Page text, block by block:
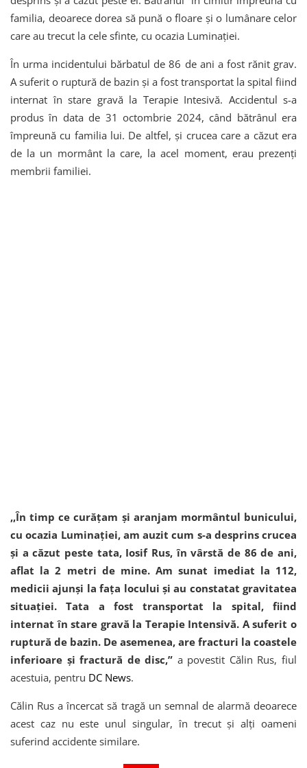
familia, deoarece dorea să pună o floare și o lumânare celor
care au trecut la cele sfinte, cu ocazia Luminației.
În urma incidentului bărbatul de 86 de ani a fost rănit grav.
A suferit o ruptură de bazin și a fost transportat la spital fiind
internat în stare gravă la Terapie Intesivă. Accidentul s-a
produs în data de 31 octombrie 2024, când bătrânul era
împreună cu familia lui. De altfel, și crucea care a căzut era
de la un mormânt la care, la acel moment, erau prezenți
membrii familiei.
,,În timp ce curățam și aranjam mormântul bunicului,
cu ocazia Luminației, am auzit cum s-a desprins crucea
și a căzut peste tata, Iosif Rus, în vârstă de 86 de ani,
aflat la 2 metri de mine. Am sunat imediat la 112,
medicii ajunși la fața locului și au constatat gravitatea
situației. Tata a fost transportat la spital, fiind
internat în stare gravă la Terapie Intensivă. A suferit o
ruptură de bazin. De asemenea, are fracturi la coastele
inferioare și fractură de disc,” a povestit Călin Rus, fiul
acestuia, pentru DC News.
Călin Rus a încercat să tragă un semnal de alarmă deoarece
acest caz nu este unul singular, în trecut și alți oameni
suferind accidente similare.